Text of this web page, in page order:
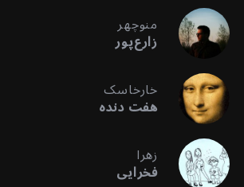
منوچهر
زارع‌پور
خارخاسک
هفت دنده
زهرا
فخرایی